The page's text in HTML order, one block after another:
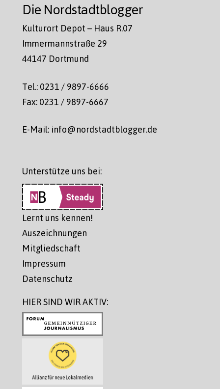
Die Nordstadtblogger
Kulturort Depot – Haus R.07
Immermannstraße 29
44147 Dortmund
Tel.: 0231 / 9897-6666
Fax: 0231 / 9897-6667
E-Mail: info@nordstadtblogger.de
Unterstütze uns bei:
Lernt uns kennen!
Auszeichnungen
Mitgliedschaft
Impressum
Datenschutz
HIER SIND WIR AKTIV: